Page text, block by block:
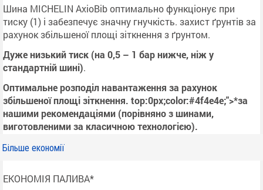
Шина MICHELIN AxioBib оптимально функціонує при
тиску (1) і забезпечує значну гнучкість. захист ґрунтів за
рахунок збільшеної площі зіткнення з ґрунтом.
Дуже низький тиск (на 0,5 – 1 бар нижче, ніж у
стандартній шині).
Оптимальне розподіл навантаження за рахунок
збільшеної площі зіткнення. top:0px;color:#4f4e4e;">*за
нашими рекомендаціями (порівняно з шинами,
виготовленими за класичною технологією).
Більше економії
ЕКОНОМІЯ ПАЛИВА*